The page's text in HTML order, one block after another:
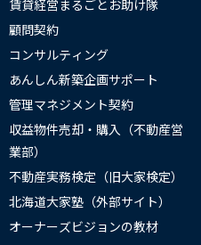
賃貸経営まるごとお助け隊
顧問契約
コンサルティング
あんしん新築企画サポート
管理マネジメント契約
収益物件売却・購入（不動産営
業部）
不動産実務検定（旧大家検定）
北海道大家塾（外部サイト）
オーナーズビジョンの教材